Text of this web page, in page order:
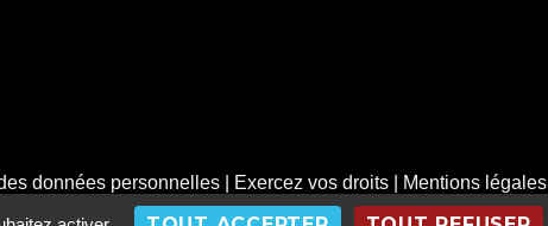
données personnelles Exercez vos droits Mentions légales